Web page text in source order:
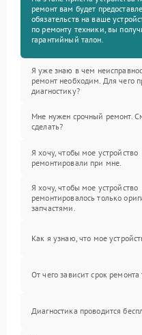
ремонт вам будет
обязательств на ваше
по ремонту техники, вы
гарантийный талон.
Я уже знаю в чем
ремонт необходим. Для чего
диагностику?
Мне нужен срочный ремонт.
сделать?
Я хочу, чтобы мое устройство
ремонтировали при мне.
Я хочу, чтобы мое устройство
ремонтировалось только
запчастями.
Как я узнаю, что мое
От чего зависит срок ремонта
Диагностика проводится